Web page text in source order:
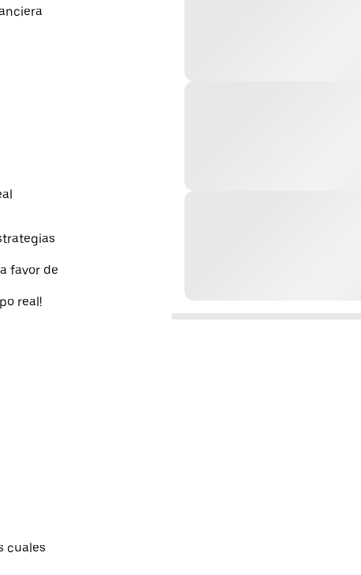
favor de
real!
cuales